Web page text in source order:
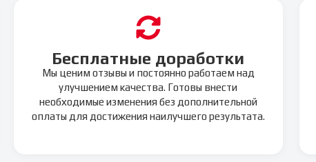
Бесплатные доработки
Мы ценим отзывы и постоянно работаем над
улучшением качества. Готовы внести
необходимые изменения без дополнительной
оплаты для достижения наилучшего результата.